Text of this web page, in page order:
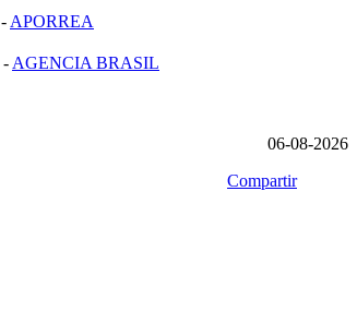
- APORREA
- AGENCIA BRASIL
06-08-2026
Compartir